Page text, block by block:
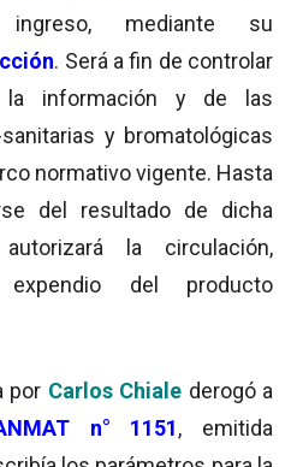
ingreso, mediante su
. Será a fin de controlar
la información y de las
y bromatológicas
normativo vigente. Hasta
del resultado de dicha
la circulación,
expendio del producto
por Carlos Chiale derogó a
n° 1151, emitida